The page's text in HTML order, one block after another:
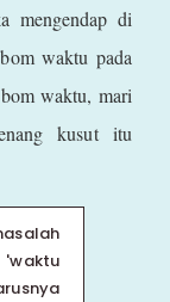
mengendap di
waktu pada
waktu, mari
kusut itu